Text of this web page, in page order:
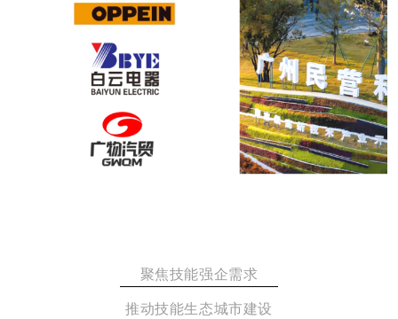
聚焦技能强企需求
推动技能生态城市建设